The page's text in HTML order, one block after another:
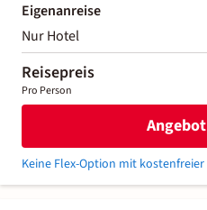
Eigenanreise
Nur Hotel
Reisepreis
Pro Person
Keine Flex-Option mit